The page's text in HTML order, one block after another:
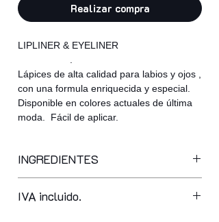
Realizar compra
LIPLINER & EYELINER
Lápices de alta calidad para labios y ojos ,
con una formula enriquecida y especial.
Disponible en colores actuales de última
moda. Fácil de aplicar.
INGREDIENTES
glycerides, hydrogenated vegetable oil,
IVA incluido.